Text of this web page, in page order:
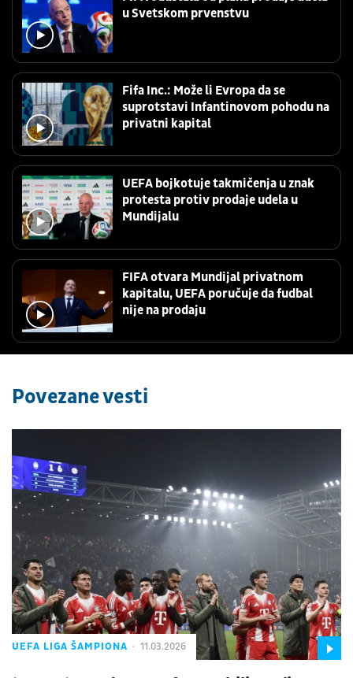
u Svetskom prvenstvu
Fifa Inc.: Može li Evropa da se
suprotstavi Infantinovom pohodu na
privatni kapital
UEFA bojkotuje takmičenja u znak
protesta protiv prodaje udela u
Mundijalu
FIFA otvara Mundijal privatnom
kapitalu, UEFA poručuje da fudbal
nije na prodaju
Povezane vesti
UEFA LIGA ŠAMPIONA 11.03.2026